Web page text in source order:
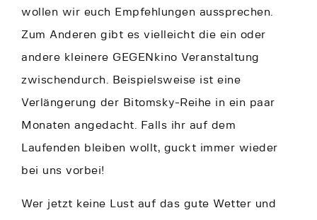
wollen wir euch Empfehlungen aussprechen.
Zum Anderen gibt es vielleicht die ein oder
andere kleinere GEGENkino Veranstaltung
zwischendurch. Beispielsweise ist eine
Verlängerung der Bitomsky-Reihe in ein paar
Monaten angedacht. Falls ihr auf dem
Laufenden bleiben wollt, guckt immer wieder
bei uns vorbei!
Wer jetzt keine Lust auf das gute Wetter und